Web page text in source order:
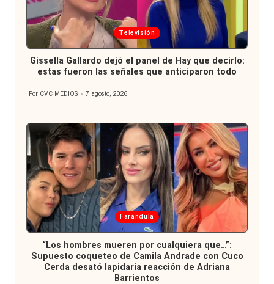
Publicada
en
Televisión
Gissella Gallardo dejó el panel de Hay que decirlo:
estas fueron las señales que anticiparon todo
Publicado
Por CVC MEDIOS 7 agosto, 2026
Publicada
en
Farándula
“Los hombres mueren por cualquiera que…”:
Supuesto coqueteo de Camila Andrade con Cuco
Cerda desató lapidaria reacción de Adriana
Barrientos